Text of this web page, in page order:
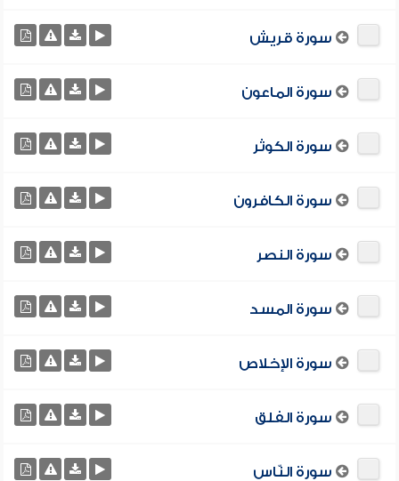
سورة قريش
سورة الماعون
سورة الكوثر
سورة الكافرون
سورة النصر
سورة المسد
سورة الإخلاص
سورة الفلق
سورة النّاس